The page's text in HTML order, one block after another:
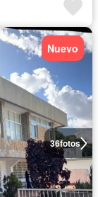
36fotos
Nuevo